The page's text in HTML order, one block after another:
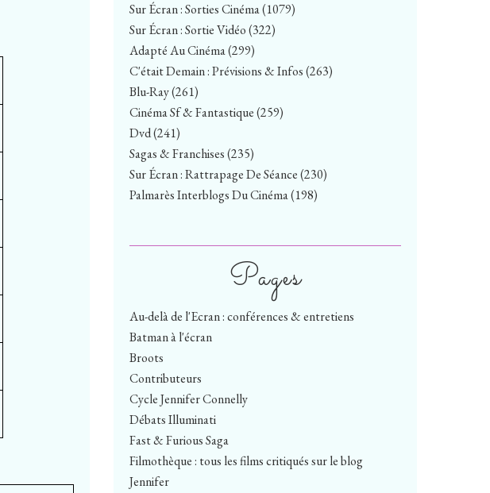
Sur Écran : Sorties Cinéma(1079)
Sur Écran : Sortie Vidéo(322)
Adapté Au Cinéma(299)
C'était Demain : Prévisions & Infos(263)
Blu-Ray(261)
Cinéma Sf & Fantastique(259)
Dvd(241)
Sagas & Franchises(235)
Sur Écran : Rattrapage De Séance(230)
Palmarès Interblogs Du Cinéma(198)
Pages
Au-delà de l'Ecran : conférences & entretiens
Batman à l'écran
Broots
Contributeurs
Cycle Jennifer Connelly
Débats Illuminati
Fast & Furious Saga
Filmothèque : tous les films critiqués sur le blog
Jennifer